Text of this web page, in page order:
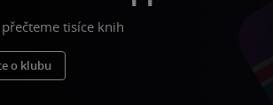
tisíce knih
o klubu